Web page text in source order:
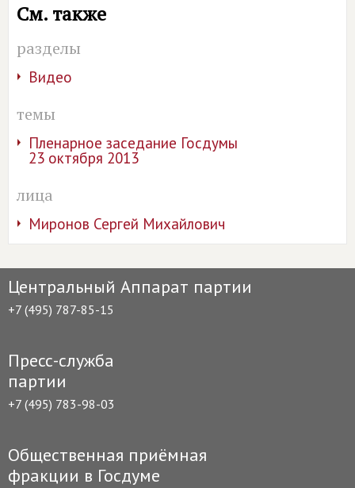
См. также
разделы
Видео
темы
Пленарное заседание Госдумы
23 октября 2013
лица
Миронов Сергей Михайлович
Центральный Аппарат партии
+7 (495) 787-85-15
Пресс-служба
партии
+7 (495) 783-98-03
Общественная приёмная
фракции в Госдуме